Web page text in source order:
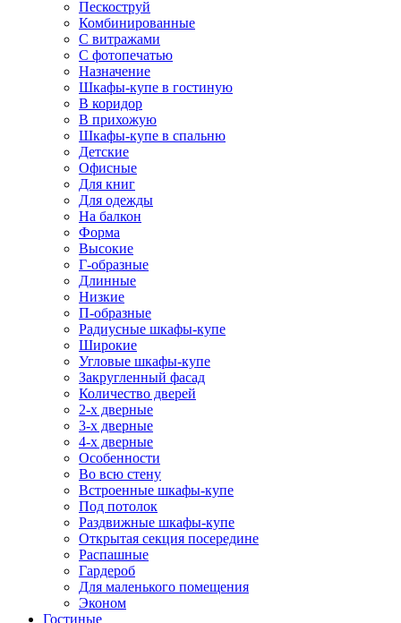
Пескоструй
Комбинированные
С витражами
С фотопечатью
Назначение
Шкафы-купе в гостиную
В коридор
В прихожую
Шкафы-купе в спальню
Детские
Офисные
Для книг
Для одежды
На балкон
Форма
Высокие
Г-образные
Длинные
Низкие
П-образные
Радиусные шкафы-купе
Широкие
Угловые шкафы-купе
Закругленный фасад
Количество дверей
2-х дверные
3-х дверные
4-х дверные
Особенности
Во всю стену
Встроенные шкафы-купе
Под потолок
Раздвижные шкафы-купе
Открытая секция посередине
Распашные
Гардероб
Для маленького помещения
Эконом
Гостиные